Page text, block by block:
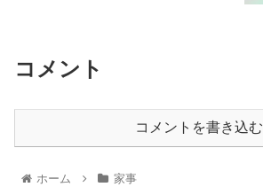
コメント
コメントを書き込む
ホーム 家事